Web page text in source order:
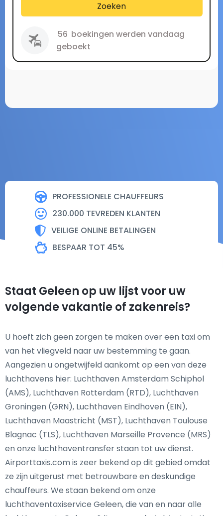
PROFESSIONELE CHAUFFEURS
230.000 TEVREDEN KLANTEN
VEILIGE ONLINE BETALINGEN
BESPAAR TOT 45%
Zoeken
56 boekingen werden vandaag
geboekt
Staat Geleen op uw lijst voor uw
volgende vakantie of zakenreis?
U hoeft zich geen zorgen te maken over een taxi om
van het vliegveld naar uw bestemming te gaan.
Aangezien u ongetwijfeld aankomt op een van deze
luchthavens hier: Luchthaven Amsterdam Schiphol
(AMS), Luchthaven Rotterdam (RTD), Luchthaven
Groningen (GRN), Luchthaven Eindhoven (EIN),
Luchthaven Maastricht (MST), Luchthaven Toulouse
Blagnac (TLS), Luchthaven Marseille Provence (MRS)
en onze luchthaventransfer staan tot uw dienst.
Airporttaxis.com is zeer bekend op dit gebied omdat
ze zijn uitgerust met betrouwbare en deskundige
chauffeurs. We staan bekend om onze
luchthaventaxiservice Geleen, die van en naar alle